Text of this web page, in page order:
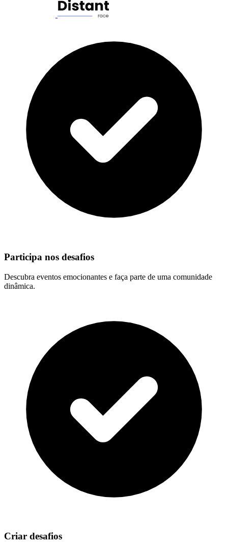
Participa nos desafios
Descubra eventos emocionantes e faça parte de uma comunidade
dinâmica.
Criar desafios